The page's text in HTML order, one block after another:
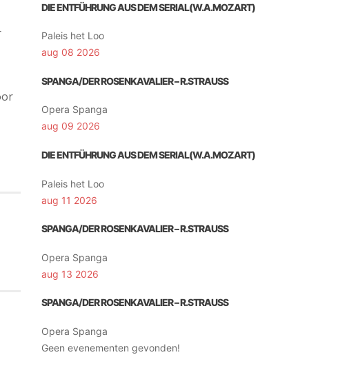
DIE ENTFÜHRUNG AUS DEM SERIAL(W.A.MOZART)
Paleis het Loo
aug 08 2026
SPANGA/DER ROSENKAVALIER – R.STRAUSS
Opera Spanga
aug 09 2026
DIE ENTFÜHRUNG AUS DEM SERIAL(W.A.MOZART)
Paleis het Loo
aug 11 2026
SPANGA/DER ROSENKAVALIER – R.STRAUSS
Opera Spanga
aug 13 2026
SPANGA/DER ROSENKAVALIER – R.STRAUSS
Opera Spanga
Geen evenementen gevonden!